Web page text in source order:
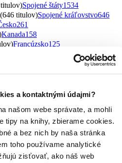
a kontaktnými údajmi?
našom webe správate, a mohli
tipy na knihy, zbierame cookies.
a bez nich by naša stránka
toho používame analytické
zisťovať, ako náš web
titulov)Spojené štáty1534
titulov)Spojené kráľovstvo646
261
Kanada158
Francúzsko125
46
19
15
Južná Kórea 15
15
Taliansko
14
11
11